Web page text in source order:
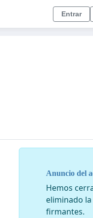
Entrar
Anuncio del
Hemos
eliminado
firmantes.